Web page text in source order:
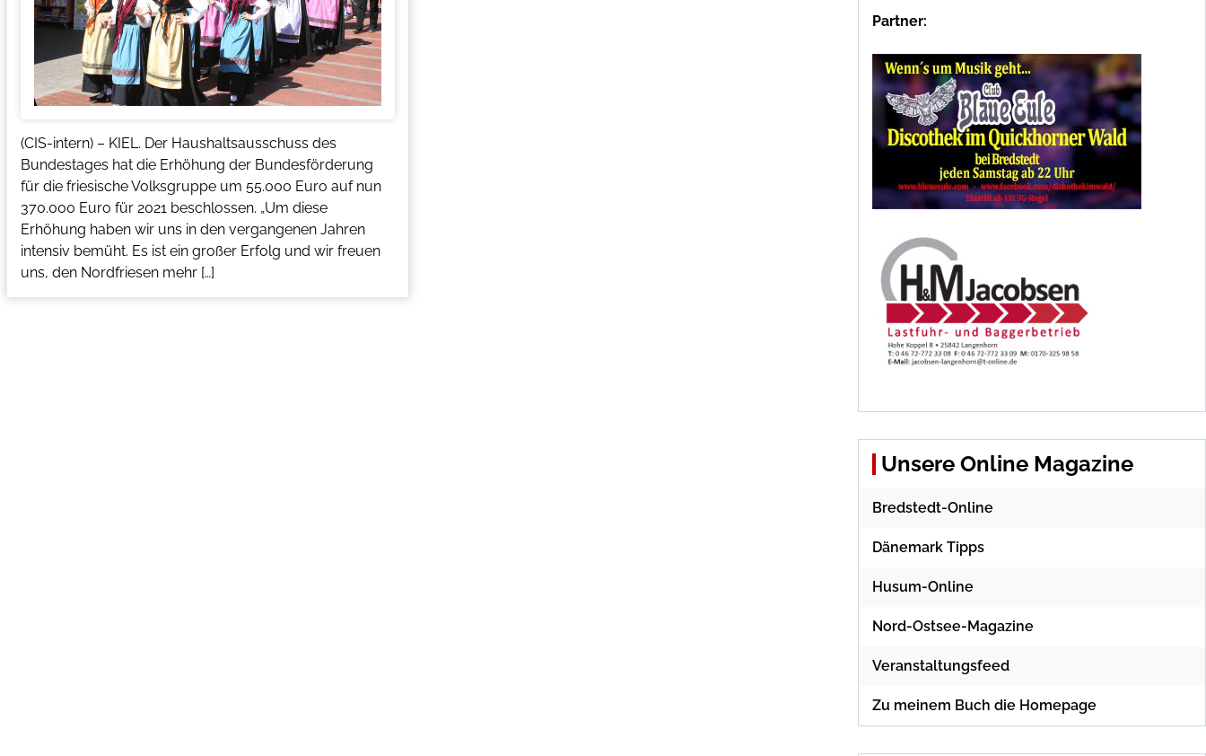
(CIS-intern) – KIEL. Der Haushaltsausschuss des
Bundestages hat die Erhöhung der Bundesförderung
für die friesische Volksgruppe um 55.000 Euro auf nun
370.000 Euro für 2021 beschlossen. „Um diese
Erhöhung haben wir uns in den vergangenen Jahren
intensiv bemüht. Es ist ein großer Erfolg und wir freuen
uns, den Nordfriesen mehr […]
Partner:
Unsere Online Magazine
Bredstedt-Online
Dänemark Tipps
Husum-Online
Nord-Ostsee-Magazine
Veranstaltungsfeed
Zu meinem Buch die Homepage